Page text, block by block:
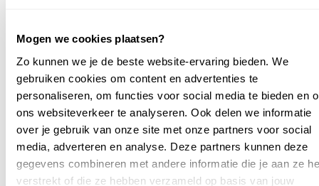
Mogen we cookies plaatsen?
Zo kunnen we je de beste website-ervaring bieden. We
gebruiken cookies om content en advertenties te
personaliseren, om functies voor social media te bieden en
ons websiteverkeer te analyseren. Ook delen we informatie
over je gebruik van onze site met onze partners voor social
media, adverteren en analyse. Deze partners kunnen deze
gegevens combineren met andere informatie die je aan ze
verstrekt of die ze hebben verzameld op basis van jouw
op een intuïtieve manier, waardoor expressieve pitch
bends en subtiele modulaties eenvoudig binnen
handbereik liggen.
Vocal Harmony Vocoder en
Chord Looper
De exclusieve vocoder op de PSR-SX900 voegt een
Aantal toetsen
61
Aantal stijlen
Aantal tonen
1337
Polyphony
128
Vermogen
2 x 15W + 2 x 10W
Meer specificaties